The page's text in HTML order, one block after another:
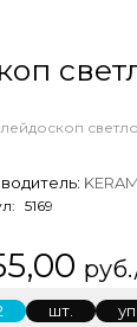
5169
шт.